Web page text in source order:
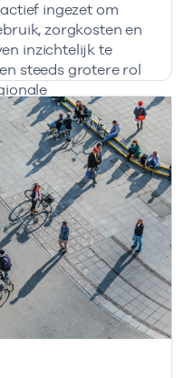
ingezet om
zorgkosten en
inzichtelijk te
steeds grotere rol
de inzet van IZA- en